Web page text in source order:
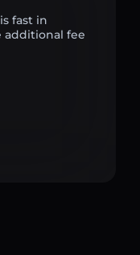
fast in
additional fee